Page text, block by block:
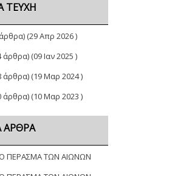
ΤΕΎΧΗ
(29 Απρ 2026 )
άρθρα) (09 Ιαν 2025 )
άρθρα) (19 Μαρ 2024 )
άρθρα) (10 Μαρ 2023 )
ΆΡΘΡΑ
ΠΕΡΑΣΜΑ ΤΩΝ ΑΙΩΝΩΝ